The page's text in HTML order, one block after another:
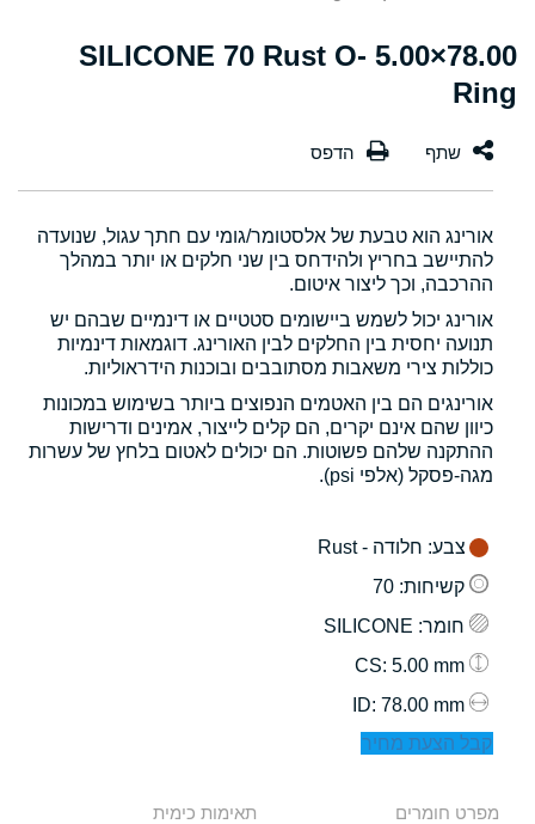
78.00×5.00 SILICONE 70 Rust O-
Ring
אורינג הוא טבעת של אלסטומר/גומי עם חתך עגול, שנועדה
להתיישב בחריץ ולהידחס בין שני חלקים או יותר במהלך
ההרכבה, וכך ליצור איטום.
אורינג יכול לשמש ביישומים סטטיים או דינמיים שבהם יש
תנועה יחסית בין החלקים לבין האורינג. דוגמאות דינמיות
כוללות צירי משאבות מסתובבים ובוכנות הידראוליות.
אורינגים הם בין האטמים הנפוצים ביותר בשימוש במכונות
כיוון שהם אינם יקרים, הם קלים לייצור, אמינים ודרישות
ההתקנה שלהם פשוטות. הם יכולים לאטום בלחץ של עשרות
מגה-פסקל (אלפי psi).
צבע: חלודה - Rust
קשיחות: 70
חומר: SILICONE
: 5.00 mm
: 78.00 mm
קבל הצעת מחיר
מפרט חומרים תאימות כימית